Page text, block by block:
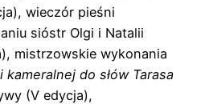
wieczór pieśni
sióstr Olgi i Natalii
mistrzowskie wykonania
kameralnej do słów Tarasa
(V edycja),